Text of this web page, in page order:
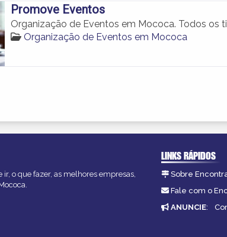
Promove Eventos
Organização de Eventos em Mococa. Todos os
Organização de Eventos em Mococa
o que fazer, as melhores empresas,
LINKS RÁPIDOS
Sobre
Fale com o
ANUNCIE: